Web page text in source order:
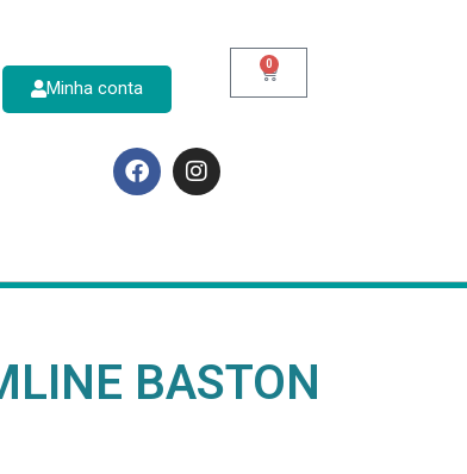
Minha conta
0
BASTON